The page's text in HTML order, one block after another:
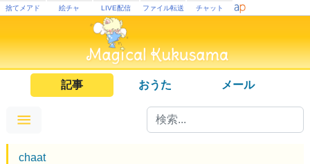
捨てメアド 絵チャ LIVE配信 ファイル転送 チャット
記事 おうた メール
chaat